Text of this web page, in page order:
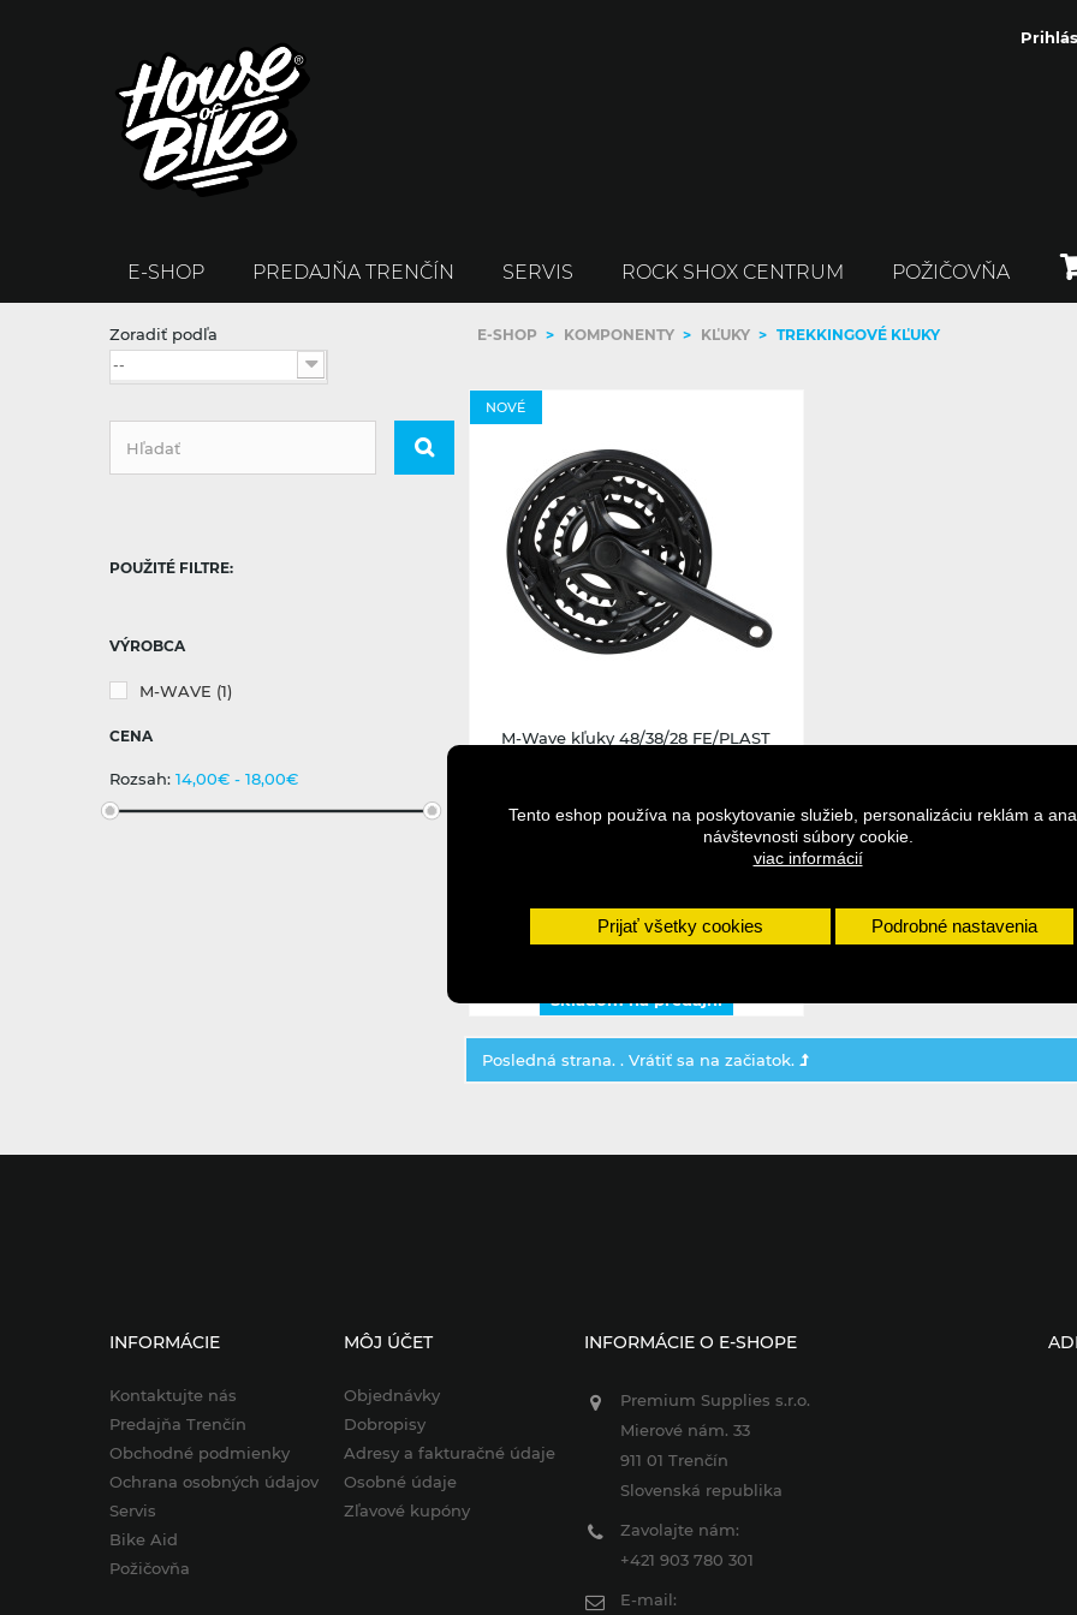
Tento eshop používa na poskytovanie služieb, personalizáciu reklám a
návštevnosti súbory cookie.
viac informácií
Prijať všetky cookies Podrobné nastavenia
E-SHOP PREDAJŇA TRENČÍN SERVIS ROCK SHOX CENTRUM POŽIČOVŇA
Zoradiť podľa
--
POUŽITÉ FILTRE:
VÝROBCA
M-WAVE (1)
CENA
Rozsah: 14,00€ - 18,00€
E-SHOP > KOMPONENTY > KĽUKY > TREKKINGOVÉ KĽUKY
NOVÉ
M-Wave kľuky 48/38/28 FE/PLAST
17,95 €
DO KOŠÍKA DETAIL
Skladom na predajni
Posledná strana. . Vrátiť sa na začiatok.
INFORMÁCIE
Kontaktujte nás
Predajňa Trenčín
Obchodné podmienky
Ochrana osobných údajov
Servis
Bike Aid
Požičovňa
MÔJ ÚČET
Objednávky
Dobropisy
Adresy a fakturačné údaje
Osobné údaje
Zľavové kupóny
INFORMÁCIE O E-SHOPE
Premium Supplies s.r.o.
Mierové nám. 33
911 01 Trenčín
Slovenská republika
Zavolajte nám:
+421 903 780 301
E-mail: